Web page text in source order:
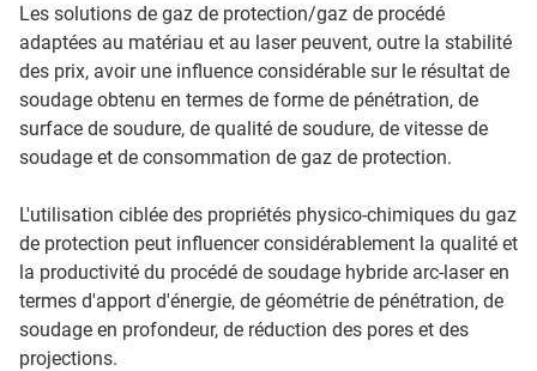
Les solutions de gaz de protection/gaz de procédé
adaptées au matériau et au laser peuvent, outre la stabilité
des prix, avoir une influence considérable sur le résultat de
soudage obtenu en termes de forme de pénétration, de
surface de soudure, de qualité de soudure, de vitesse de
soudage et de consommation de gaz de protection.
L'utilisation ciblée des propriétés physico-chimiques du gaz
de protection peut influencer considérablement la qualité et
la productivité du procédé de soudage hybride arc-laser en
termes d'apport d'énergie, de géométrie de pénétration, de
soudage en profondeur, de réduction des pores et des
projections.